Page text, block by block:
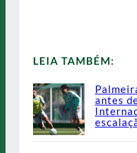
LEIA TAMBÉM:
antes